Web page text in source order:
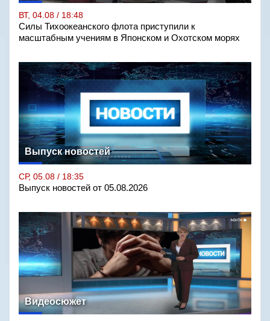
ВТ, 04.08 / 18:48
Силы Тихоокеанского флота приступили к
масштабным учениям в Японском и Охотском морях
Выпуск новостей
СР, 05.08 / 18:35
Выпуск новостей от 05.08.2026
Видеосюжет